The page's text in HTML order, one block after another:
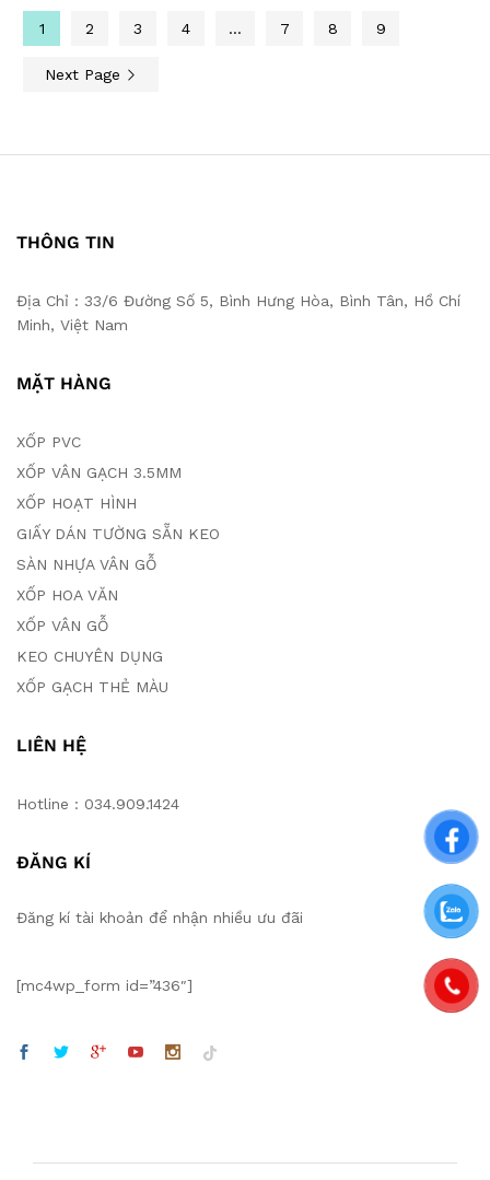
1 2 3 4 … 7 8 9
Next Page
THÔNG TIN
Địa Chỉ : 33/6 Đường Số 5, Bình Hưng Hòa, Bình Tân, Hồ Chí
Minh, Việt Nam
MẶT HÀNG
XỐP PVC
XỐP VÂN GẠCH 3.5MM
XỐP HOẠT HÌNH
GIẤY DÁN TƯỜNG SẴN KEO
SÀN NHỰA VÂN GỖ
XỐP HOA VĂN
XỐP VÂN GỖ
KEO CHUYÊN DỤNG
XỐP GẠCH THẺ MÀU
LIÊN HỆ
Hotline : 034.909.1424
ĐĂNG KÍ
Đăng kí tài khoản để nhận nhiều ưu đãi
[mc4wp_form id=”436″]